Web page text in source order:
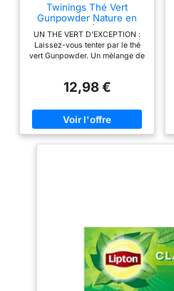
Twinings Thé Vert
Gunpowder Nature en
Vrac 400 g (2x200 g)
UN THE VERT D’EXCEPTION :
Laissez-vous tenter par le thé
vert Gunpowder. Un mélange de
boule pour un mélange délicat
UN FORMAT GENEREUX, UNE
QUALITE TOUJOURS AU
RENDEZ-VOUS : 2 boîtes
les meilleurs ingrédients pour
un thé à l’équilibre parfait, riche
en goût et en caractère. Plus de
300 ans d’expertise pour
éveiller vos sens à chaque
tasse ASTUCES POUR
12,98 €